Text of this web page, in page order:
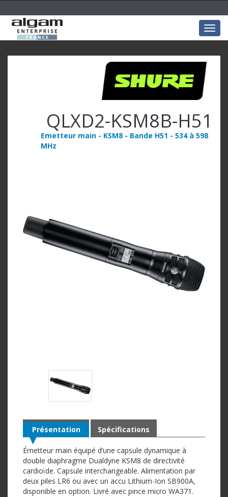
QLXD2-KSM8B-H51
Emetteur main - KSM8 - Bande H51 - 534 à 598
MHz
Présentation
Émetteur main équipé d’une capsule dynamique à
double diaphragme Dualdyne KSM8 de directivité
cardioïde. Capsule interchangeable. Alimentation par
deux piles LR6 ou avec un accu Lithium-Ion SB900A,
disponible en option. Livré avec pince micro WA371.
Spécifications